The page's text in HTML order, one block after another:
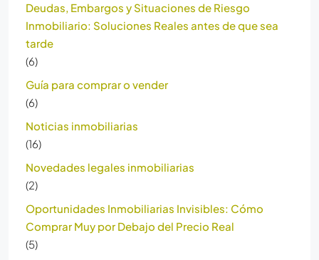
Deudas, Embargos y Situaciones de Riesgo
Inmobiliario: Soluciones Reales antes de que sea
tarde
(6)
Guía para comprar o vender
(6)
Noticias inmobiliarias
(16)
Novedades legales inmobiliarias
(2)
Oportunidades Inmobiliarias Invisibles: Cómo
Comprar Muy por Debajo del Precio Real
(5)